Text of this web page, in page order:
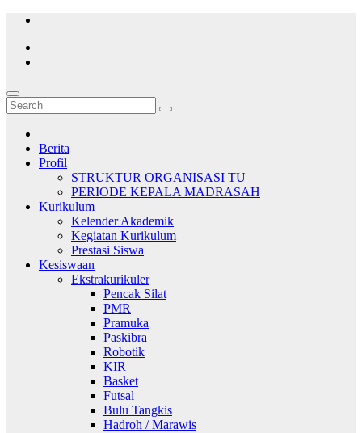
Skip
content
Berita
Profil
STRUKTUR ORGANISASI TU
PERIODE KEPALA MADRASAH
Kurikulum
Kelender Akademik
Kegiatan Kurikulum
Prestasi Siswa
Kesiswaan
Ekstrakurikuler
Pencak Silat
PMR
Pramuka
Paskibra
Robotik
KIR
Basket
Futsal
Bulu Tangkis
Hadroh / Marawis